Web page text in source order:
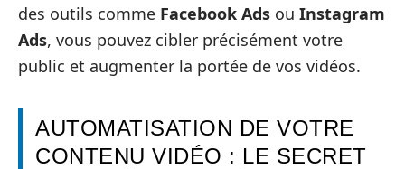
des outils comme Facebook Ads ou Instagram
Ads, vous pouvez cibler précisément votre
public et augmenter la portée de vos vidéos.
AUTOMATISATION DE VOTRE
CONTENU VIDÉO : LE SECRET